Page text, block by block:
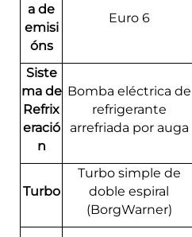
a de
emisi
óns
Euro 6
Siste
ma de
Refrix
eració
n
Bomba eléctrica de
refrigerante
arrefriada por auga
Turbo
Turbo simple de
doble espiral
(BorgWarner)